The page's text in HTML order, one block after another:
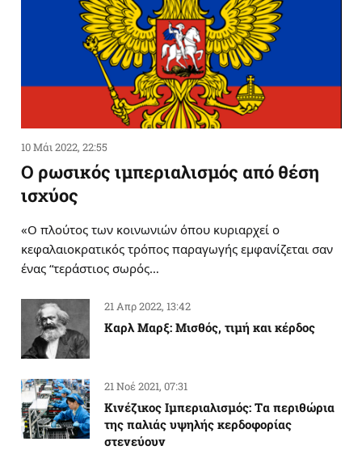
10 Μάι 2022, 22:55
Ο ρωσικός ιμπεριαλισμός από θέση
ισχύος
«Ο πλούτος των κοινωνιών όπου κυριαρχεί ο
κεφαλαιοκρατικός τρόπος παραγωγής εμφανίζεται σαν
ένας “τεράστιος σωρός…
21 Απρ 2022, 13:42
Καρλ Μαρξ: Μισθός, τιμή και κέρδος
21 Νοέ 2021, 07:31
Κινέζικος Ιμπεριαλισμός: Tα περιθώρια
της παλιάς υψηλής κερδοφορίας
στενεύουν